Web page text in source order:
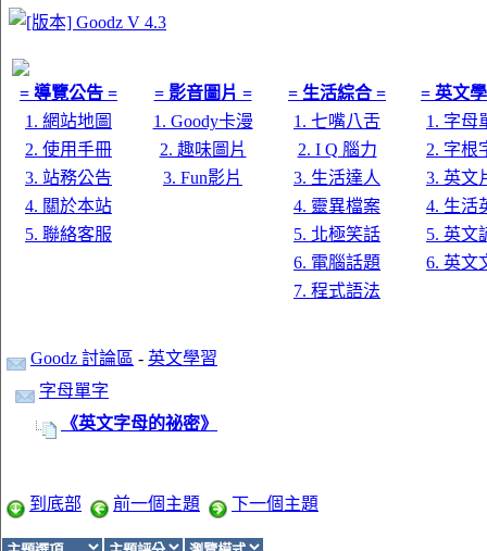
= 導覽公告 = = 影音圖片 = = 生活綜合 =
= 英文
1. 網站地圖
1. Goody卡漫 1. 七嘴八舌
1. 字母
2. 使用手冊
2. 趣味圖片 2. I Q 腦力
2. 字根
3. 站務公告
3. Fun影片 3. 生活達人
3. 英文
4. 關於本站
4. 靈異檔案
4. 生活
5. 聯絡客服
5. 北極笑話
5. 英文
6. 電腦話題
6. 英文
7. 程式語法
Goodz 討論區 - 英文學習
字母單字
《英文字母的祕密》
到底部 前一個主題 下一個主題